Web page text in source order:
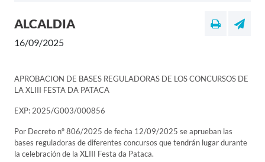
ALCALDIA
16/09/2025
APROBACION DE BASES REGULADORAS DE LOS CONCURSOS DE
LA XLIII FESTA DA PATACA
EXP: 2025/G003/000856
Por Decreto nº 806/2025 de fecha 12/09/2025 se aprueban las
bases reguladoras de diferentes concursos que tendrán lugar durante
la celebración de la XLIII Festa da Pataca.